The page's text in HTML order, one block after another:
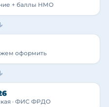
+ баллы НМО
оформить
· ФИС ФРДО